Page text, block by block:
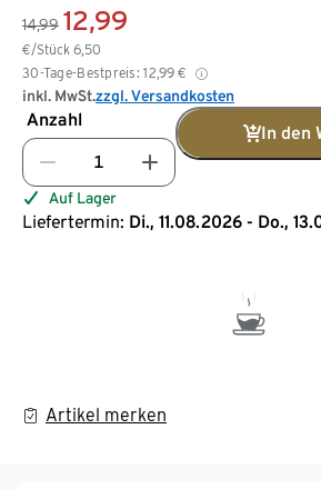
14,99 12,99
€/Stück 6,50
30-Tage-Bestpreis: 12,99 €
inkl. MwSt.zzgl. Versandkosten
Anzahl
In den
Auf Lager
Liefertermin: Di., 11.08.2026 - Do.,
Artikel merken